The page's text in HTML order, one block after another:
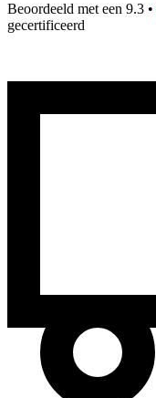
Beoordeeld met een 9.3 •
gecertificeerd